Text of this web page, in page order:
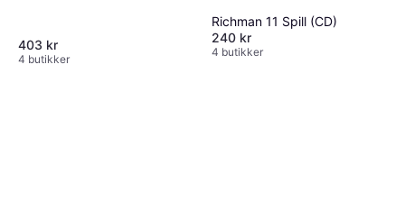
403 kr
4 butikker
Richman 11 Spill (CD)
240 kr
4 butikker